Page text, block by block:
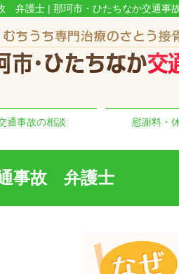
弁護士 | 那珂市・ひたちなか交通事
通事故の相談 慰謝料・
事故 弁護士